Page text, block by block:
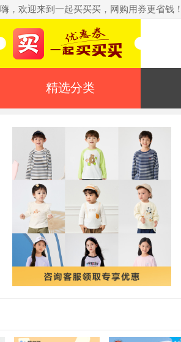
嗨，欢迎来到一起买买买，网购用券更省钱！
精选分类